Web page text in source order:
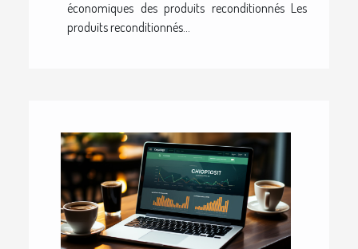
économiques des produits reconditionnés Les
produits reconditionnés...